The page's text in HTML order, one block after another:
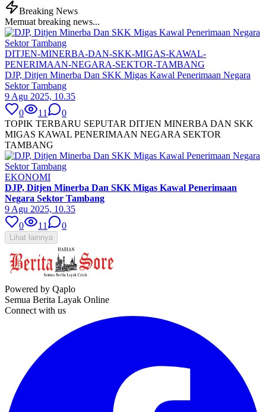
Breaking News
Memuat breaking news...
DITJEN-MINERBA-DAN-SKK-MIGAS-KAWAL-
PENERIMAAN-NEGARA-SEKTOR-TAMBANG
DJP, Ditjen Minerba Dan SKK Migas Kawal Penerimaan Negara
Sektor Tambang
9 Agu 2025, 10.35
0
11
0
TOPIK TERBARU SEPUTAR DITJEN MINERBA DAN SKK
MIGAS KAWAL PENERIMAAN NEGARA SEKTOR
TAMBANG
EKONOMI
DJP, Ditjen Minerba Dan SKK Migas Kawal Penerimaan
Negara Sektor Tambang
9 Agu 2025, 10.35
0
11 0
Lihat lainnya
Powered by Qaplo
Semua Berita Layak Online
Connect with us